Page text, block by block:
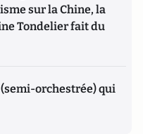
sur la Chine, la
Tondelier fait du
orchestrée) qui